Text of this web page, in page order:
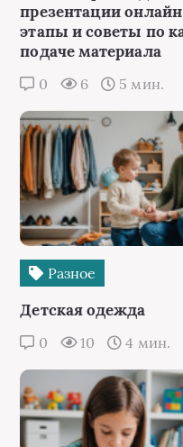
презентации
этапы и советы по
подаче материала
0 6 5 мин.
Разное
Детская одежда
0 10 4 мин.